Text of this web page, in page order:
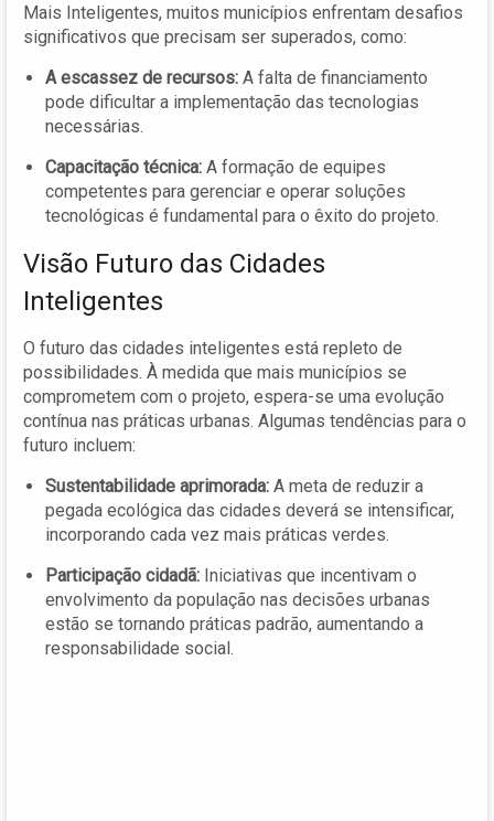
Mais Inteligentes, muitos municípios enfrentam desafios
significativos que precisam ser superados, como:
A escassez de recursos: A falta de financiamento
pode dificultar a implementação das tecnologias
necessárias.
Capacitação técnica: A formação de equipes
competentes para gerenciar e operar soluções
tecnológicas é fundamental para o êxito do projeto.
Visão Futuro das Cidades
Inteligentes
O futuro das cidades inteligentes está repleto de
possibilidades. À medida que mais municípios se
comprometem com o projeto, espera-se uma evolução
contínua nas práticas urbanas. Algumas tendências para o
futuro incluem:
Sustentabilidade aprimorada: A meta de reduzir a
pegada ecológica das cidades deverá se intensificar,
incorporando cada vez mais práticas verdes.
Participação cidadã: Iniciativas que incentivam o
envolvimento da população nas decisões urbanas
estão se tornando práticas padrão, aumentando a
responsabilidade social.